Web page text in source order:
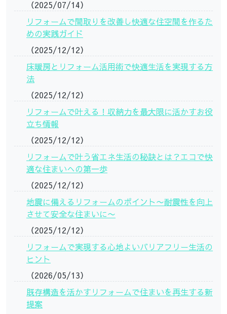
（2025/07/14）
リフォームで間取りを改善し快適な住空間を作るた
めの実践ガイド
（2025/12/12）
床暖房とリフォーム活用術で快適生活を実現する方
法
（2025/12/12）
リフォームで叶える！収納力を最大限に活かすお役
立ち情報
（2025/12/12）
リフォームで叶う省エネ生活の秘訣とは？エコで快
適な住まいへの第一歩
（2025/12/12）
地震に備えるリフォームのポイント〜耐震性を向上
させて安全な住まいに〜
（2025/12/12）
リフォームで実現する心地よいバリアフリー生活の
ヒント
（2026/05/13）
既存構造を活かすリフォームで住まいを再生する新
提案